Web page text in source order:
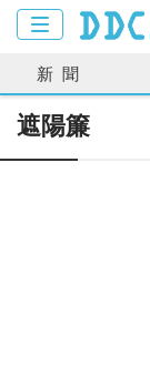
新聞
遮陽簾